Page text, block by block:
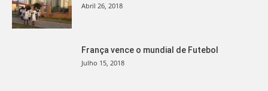
Abril 26, 2018
França vence o mundial de Futebol
Julho 15, 2018